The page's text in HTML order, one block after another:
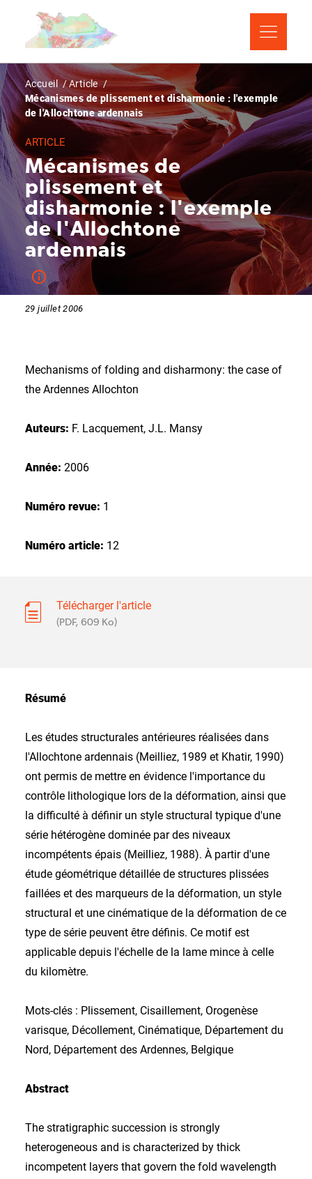
contenu
Fil
d'Ariane
Accueil
Article
Mécanismes de plissement et disharmonie : l'exemple
de l'Allochtone ardennais
ARTICLE
Mécanismes de
plissement et
disharmonie : l'exemple
de l'Allochtone
ardennais
29 juillet 2006
Mechanisms of folding and disharmony: the case of
the Ardennes Allochton
Auteurs: F. Lacquement, J.L. Mansy
Année: 2006
Numéro revue: 1
Numéro article: 12
Télécharger l'article
(PDF, 609 Ko)
Résumé
Les études structurales antérieures réalisées dans
l'Allochtone ardennais (Meilliez, 1989 et Khatir, 1990)
ont permis de mettre en évidence l'importance du
contrôle lithologique lors de la déformation, ainsi que
la difficulté à définir un style structural typique d'une
série hétérogène dominée par des niveaux
incompétents épais (Meilliez, 1988). À partir d'une
étude géométrique détaillée de structures plissées
faillées et des marqueurs de la déformation, un style
structural et une cinématique de la déformation de ce
type de série peuvent être définis. Ce motif est
applicable depuis l'échelle de la lame mince à celle
du kilomètre.
Mots-clés : Plissement, Cisaillement, Orogenèse
varisque, Décollement, Cinématique, Département du
Nord, Département des Ardennes, Belgique
Abstract
The stratigraphic succession is strongly
heterogeneous and is characterized by thick
incompetent layers that govern the fold wavelength